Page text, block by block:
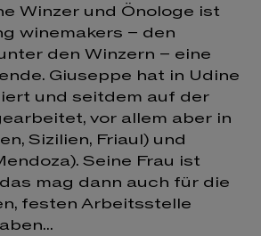
Winzer und Önologe ist
winemakers – den
den Winzern – eine
Giuseppe hat in Udine
und seitdem auf der
vor allem aber in
Sizilien, Friaul) und
Seine Frau ist
mag dann auch für die
festen Arbeitsstelle